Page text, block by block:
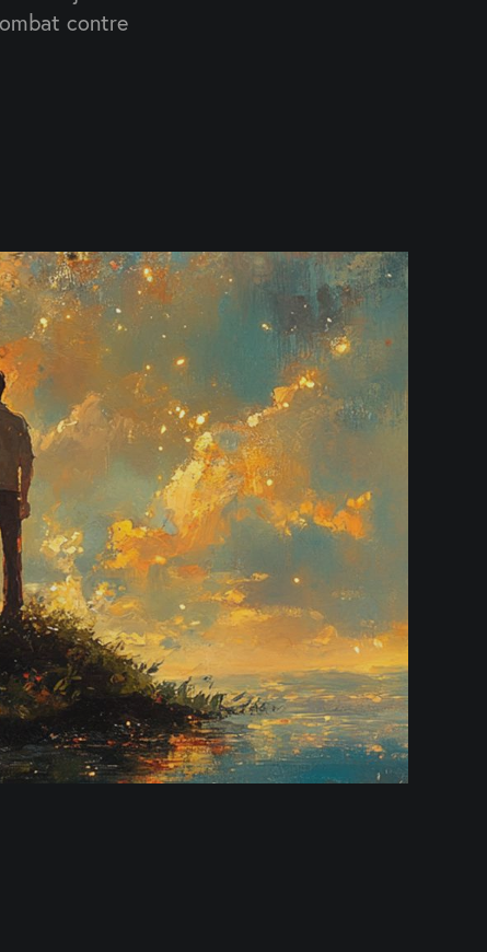
contre